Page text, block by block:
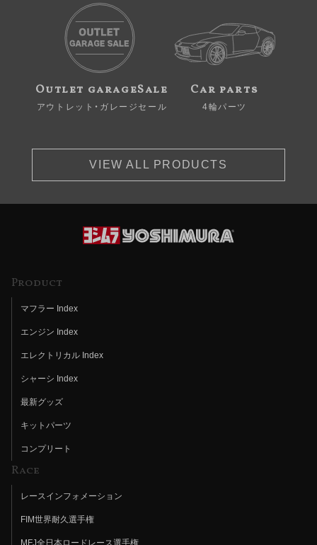
Outlet garageSale
アウトレット・ガレージセール
Car parts
4輪パーツ
VIEW ALL PRODUCTS
Product
マフラー Index
エンジン Index
エレクトリカル Index
シャーシ Index
最新グッズ
キットパーツ
コンプリート
Race
レースインフォメーション
FIM世界耐久選手権